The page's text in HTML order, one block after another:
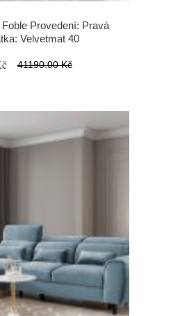
Provedení: Pravá
Velvetmat 40
41190.00 Kč